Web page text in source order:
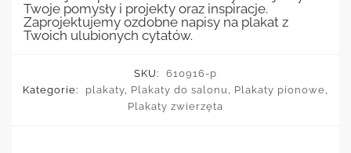
Twoje pomysły i projekty oraz inspiracje.
Zaprojektujemy ozdobne napisy na plakat z
Twoich ulubionych cytatów.
SKU:
610916-p
Kategorie:
plakaty, Plakaty do salonu , Plakaty pionowe,
Plakaty zwierzęta